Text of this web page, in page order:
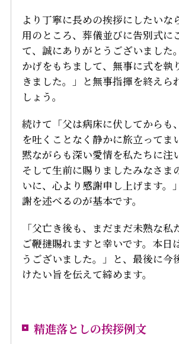
より丁寧に長めの挨拶にしたいな
用のところ、葬儀並びに告別式に
て、誠にありがとうございました
かげをもちまして、無事に式を執
きました。」と無事指揮を終えら
しょう。
続けて「父は病床に伏してからも
を吐くことなく静かに旅立ってま
黙ながらも深い愛情を私たちに注
そして生前に賜りましたみなさま
いに、心より感謝申し上げます。
謝を述べるのが基本です。
「父亡き後も、まだまだ未熟な私
ご鞭撻賜れますと幸いです。本日
うございました。」と、最後に今
けたい旨を伝えて締めます。
精進落としの挨拶例文